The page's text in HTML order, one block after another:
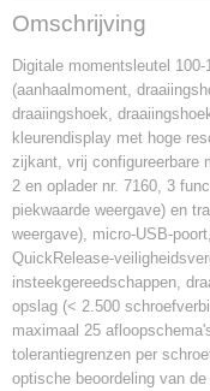
Productcode
96500100
EAN code
4018754222773
Productcode leverancier
96500100
Netto gewicht
9,08 Kg
Afmetingen (l,b,h)
150 x 9,50 x 7 cm
Omschrijving
Digitale momentsleutel
(aanhaalmoment,
draaiingshoek,
kleurendisplay met hoge
zijkant, vrij configureerbare
2 en oplader nr. 7160, 3
piekwaarde weergave) en
weergave), micro-USB-
QuickRelease-
insteekgereedschappen,
opslag (< 2.500
maximaal 25
tolerantiegrenzen per
optische beoordeling van